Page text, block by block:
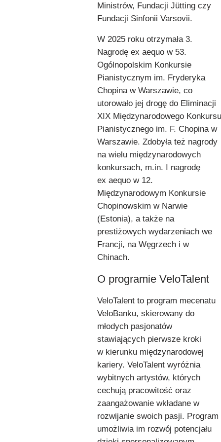
Ministrów, Fundacji Jütting czy
Fundacji Sinfonii Varsovii.
W 2025 roku otrzymała 3.
Nagrodę ex aequo w 53.
Ogólnopolskim Konkursie
Pianistycznym im. Fryderyka
Chopina w Warszawie, co
utorowało jej drogę do Eliminacji
XIX Międzynarodowego Konkursu
Pianistycznego im. F. Chopina w
Warszawie. Zdobyła też nagrody
na wielu międzynarodowych
konkursach, m.in. I nagrodę
ex aequo w 12.
Międzynarodowym Konkursie
Chopinowskim w Narwie
(Estonia), a także na
prestiżowych wydarzeniach we
Francji, na Węgrzech i w
Chinach.
O programie VeloTalent
VeloTalent to program mecenatu
VeloBanku, skierowany do
młodych pasjonatów
stawiających pierwsze kroki
w kierunku międzynarodowej
kariery. VeloTalent wyróżnia
wybitnych artystów, których
cechują pracowitość oraz
zaangażowanie wkładane w
rozwijanie swoich pasji. Program
umożliwia im rozwój potencjału